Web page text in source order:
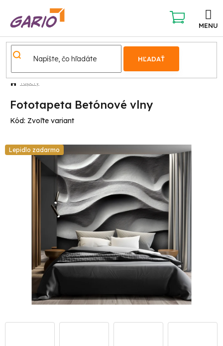
obsah
HĽADAŤ
NÁKUPNÝ
KOŠÍK
Tapety
Fototapeta Betónové vlny
Kód: Zvoľte variant
Lepidlo zadarmo